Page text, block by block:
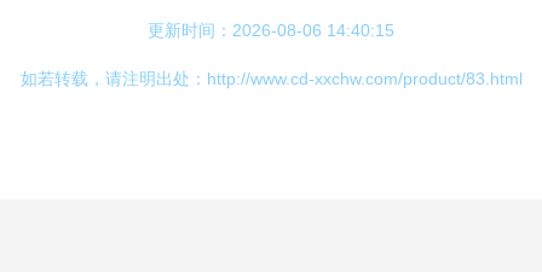
更新时间：2026-08-06 14:40:15
如若转载，请注明出处：http://www.cd-xxchw.com/product/83.html